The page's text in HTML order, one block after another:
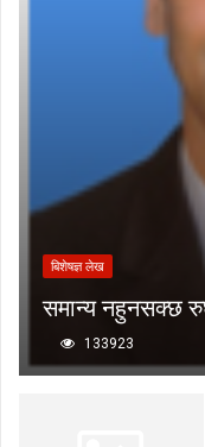
बिशेषज्ञ लेख
समान्य नहुनसक्छ
133923